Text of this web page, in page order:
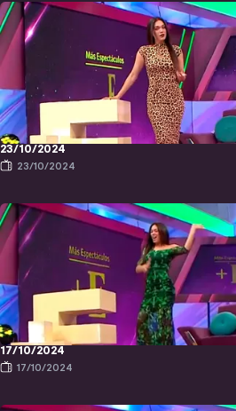
23/10/2024
23/10/2024
17/10/2024
17/10/2024